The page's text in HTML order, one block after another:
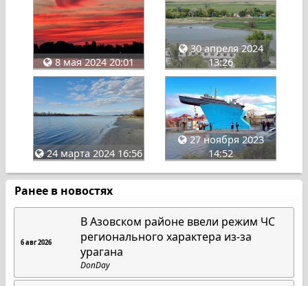
8 мая 2024 20:01
30 апреля 2024
13:26
24 марта 2024 16:56
27 ноября 2023
14:52
Ранее в новостях
6 авг 2026
В Азовском районе ввели режим ЧС
регионального характера из-за
урагана
DonDay